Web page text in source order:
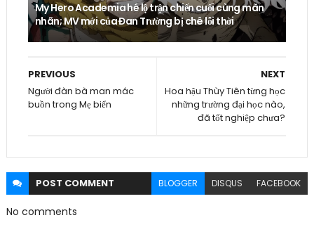
My Hero Academia hé lộ trận chiến cuối cùng mãn
nhãn; MV mới của Đan Trường bị chê lỗi thời
NEXT
Hoa hậu Thùy Tiên từng học
những trường đại học nào,
đã tốt nghiệp chưa?
PREVIOUS
Người đàn bà man mác
buồn trong Mẹ biển
POST COMMENT BLOGGER DISQUS FACEBOOK
No comments